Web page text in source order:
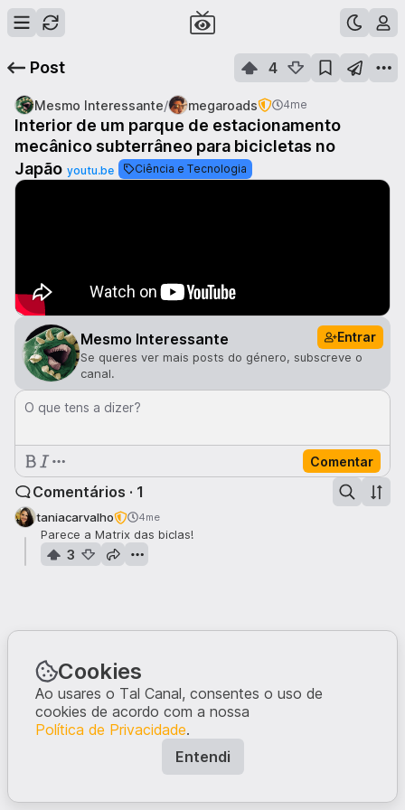
Post 4
Mesmo Interessante/ megaroads 4me
Interior de um parque de estacionamento
mecânico subterrâneo para bicicletas no
Japão youtu.be Ciência e Tecnologia
Mesmo Interessante Entrar
Se queres ver mais posts do género, subscreve o
canal.
O que tens a dizer?
Comentar
Comentários · 1
taniacarvalho 4me
Parece a Matrix das biclas!
3
Cookies
Ao usares o Tal Canal, consentes o uso de
cookies de acordo com a nossa
Política de Privacidade.
Entendi